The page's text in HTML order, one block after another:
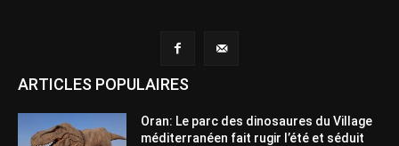
ARTICLES POPULAIRES
Oran: Le parc des dinosaures du Village
méditerranéen fait rugir l’été et séduit